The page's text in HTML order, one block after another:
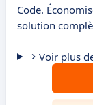
Code.
solution
Voir plus